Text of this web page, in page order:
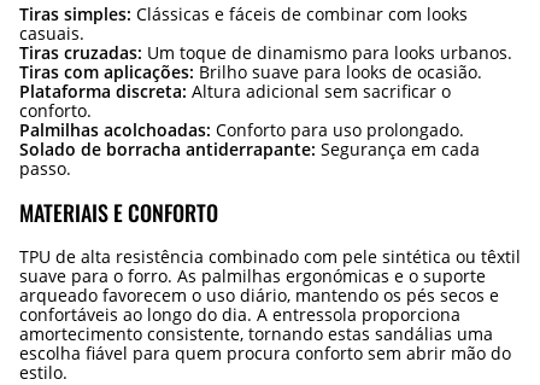
Tiras simples: Clássicas e fáceis de combinar com looks
casuais.
Tiras cruzadas: Um toque de dinamismo para looks urbanos.
Tiras com aplicações: Brilho suave para looks de ocasião.
Plataforma discreta: Altura adicional sem sacrificar o
conforto.
Palmilhas acolchoadas: Conforto para uso prolongado.
Solado de borracha antiderrapante: Segurança em cada
passo.
MATERIAIS E CONFORTO
TPU de alta resistência combinado com pele sintética ou têxtil
suave para o forro. As palmilhas ergonómicas e o suporte
arqueado favorecem o uso diário, mantendo os pés secos e
confortáveis ao longo do dia. A entressola proporciona
amortecimento consistente, tornando estas sandálias uma
escolha fiável para quem procura conforto sem abrir mão do
estilo.